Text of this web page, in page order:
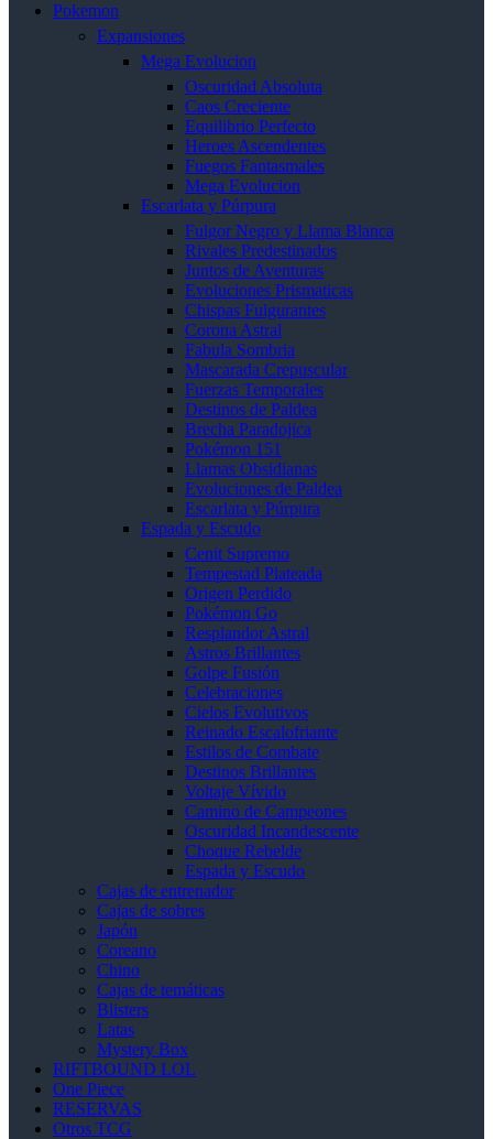
Pokemon
Expansiones
Mega Evolucion
Oscuridad Absoluta
Caos Creciente
Equilibrio Perfecto
Heroes Ascendentes
Fuegos Fantasmales
Mega Evolucion
Escarlata y Púrpura
Fulgor Negro y Llama Blanca
Rivales Predestinados
Juntos de Aventuras
Evoluciones Prismaticas
Chispas Fulgurantes
Corona Astral
Fabula Sombria
Mascarada Crepuscular
Fuerzas Temporales
Destinos de Paldea
Brecha Paradojica
Pokémon 151
Llamas Obsidianas
Evoluciones de Paldea
Escarlata y Púrpura
Espada y Escudo
Cenit Supremo
Tempestad Plateada
Origen Perdido
Pokémon Go
Resplandor Astral
Astros Brillantes
Golpe Fusión
Celebraciones
Cielos Evolutivos
Reinado Escalofriante
Estilos de Combate
Destinos Brillantes
Voltaje Vívido
Camino de Campeones
Oscuridad Incandescente
Choque Rebelde
Espada y Escudo
Cajas de entrenador
Cajas de sobres
Japón
Coreano
Chino
Cajas de temáticas
Blisters
Latas
Mystery Box
RIFTBOUND LOL
One Piece
RESERVAS
Otros TCG